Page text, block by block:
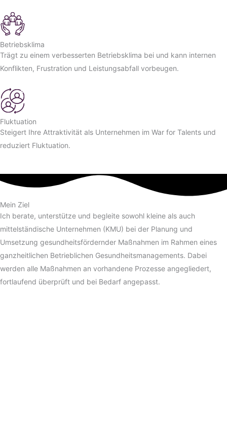
Betriebsklima
Trägt zu einem ver­besserten Betriebs­klima bei und kann internen
Konflikten, Frustra­tion und Leistungs­abfall vor­beugen.
Fluktuation
Steigert Ihre Attraktivität als Unternehmen im War for Talents und
reduziert Fluktuation.
Mein Ziel
Ich berate, unterstütze und begleite sowohl kleine als auch
mittelständische Unternehmen (KMU) bei der Planung und
Umsetzung gesundheitsfördernder Maßnahmen im Rahmen eines
ganzheitlichen Betrieblichen Gesundheitsmanagements. Dabei
werden alle Maßnahmen an vorhandene Prozesse angegliedert,
fortlaufend überprüft und bei Bedarf angepasst.